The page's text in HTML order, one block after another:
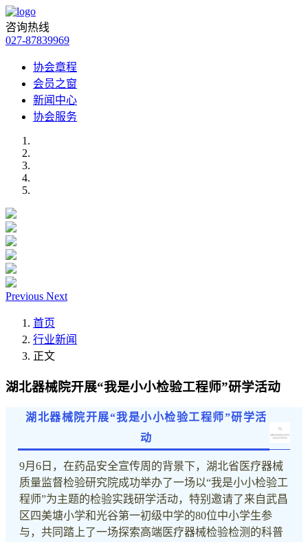
咨询热线
027-87839969
协会章程
会员之窗
新闻中心
协会服务
Previous Next
首页
行业新闻
正文
湖北器械院开展“我是小小检验工程师”研学活动
湖北器械院开展“我是小小检验工程师”研学活
动
9月6日，在药品安全宣传周的背景下，湖北省医疗器械
质量监督检验研究院成功举办了一场以“我是小小检验工
程师”为主题的检验实践研学活动，特别邀请了来自武昌
区四美塘小学和光谷第一初级中学的80位中小学生参
与，共同踏上了一场探索高端医疗器械检验检测的科普